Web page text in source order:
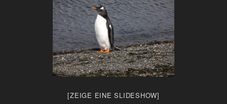
[ZEIGE EINE SLIDESHOW]